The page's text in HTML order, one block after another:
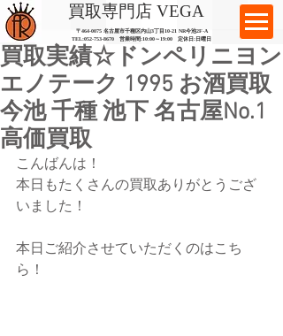
​買取専門店 VEGA
〒464-0075 名古屋市千種区内山3丁目10-21 ​ NR今池2F-A​
TEL:052-753-8670 営業時間:10:00～19:00​ 定休日:日曜日
買取実績☆ドンペリニヨン
エノテーク 1995 お酒買取
今池 千種 池下 名古屋No.1
高価買取
こんばんは！
本日もたくさんの買取ありがとうござ
いました！
本日ご紹介させていただくのはこち
ら！